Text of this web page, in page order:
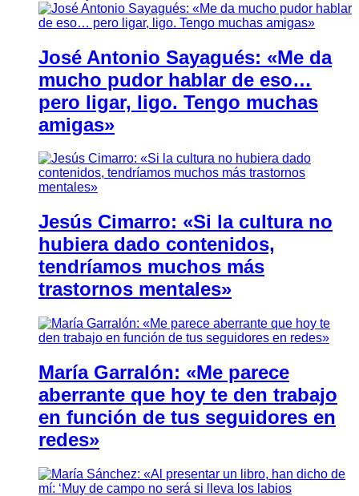
José Antonio Sayagués: «Me da
mucho pudor hablar de eso…
pero ligar, ligo. Tengo muchas
amigas»
Jesús Cimarro: «Si la cultura no
hubiera dado contenidos,
tendríamos muchos más
trastornos mentales»
María Garralón: «Me parece
aberrante que hoy te den trabajo
en función de tus seguidores en
redes»